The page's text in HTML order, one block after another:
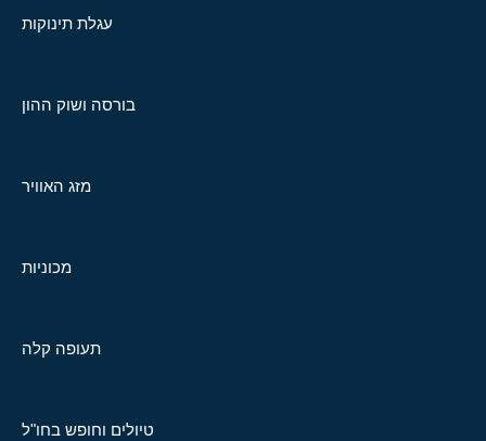
עגלת תינוקות
בורסה ושוק ההון
מזג האוויר
מכוניות
תעופה קלה
טיולים וחופש בחו"ל